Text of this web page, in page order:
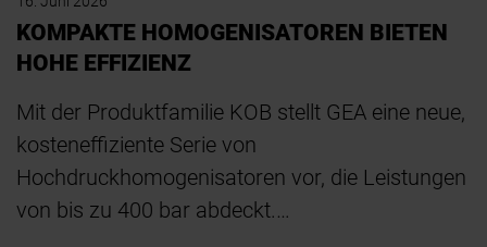
KOMPAKTE HOMOGENISATOREN BIETEN
HOHE EFFIZIENZ
Mit der Produktfamilie KOB stellt GEA eine neue,
kosteneffiziente Serie von
Hochdruckhomogenisatoren vor, die Leistungen
von bis zu 400 bar abdeckt.…